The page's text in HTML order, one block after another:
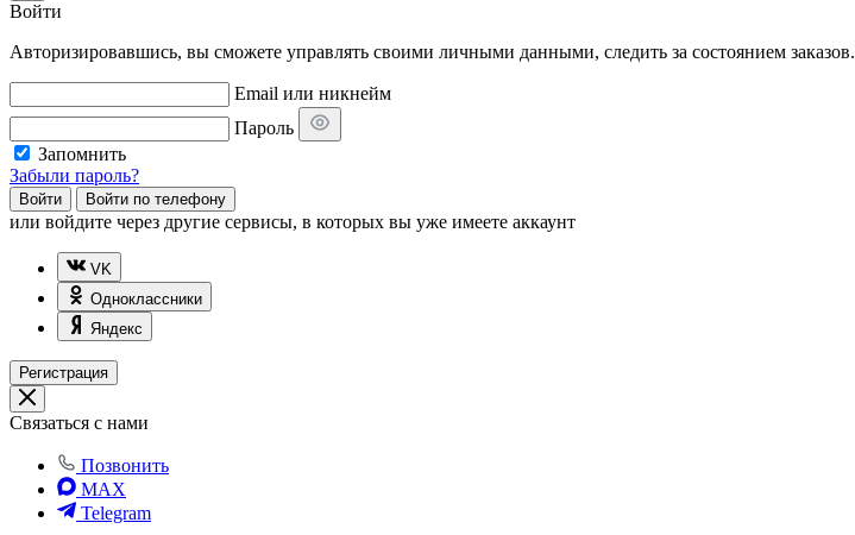
Войти
Авторизировавшись, вы сможете управлять своими личными данными, следить за состоянием заказов.
Email или никнейм
Пароль
Запомнить
Забыли пароль?
Войти Войти по телефону
или войдите через другие сервисы, в которых вы уже имеете аккаунт
VK
Одноклассники
Яндекс
Регистрация
Связаться с нами
Позвонить
MAX
Telegram